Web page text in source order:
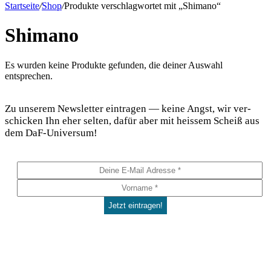
Startseite/Shop/Produkte verschlagwortet mit „Shimano“
Shimano
Es wur­den kei­ne Pro­duk­te gefun­den, die dei­ner Aus­wahl
entsprechen.
Zu unse­rem News­let­ter ein­tra­gen — kei­ne Angst, wir ver­
schi­cken Ihn eher sel­ten, dafür aber mit heis­sem Scheiß aus
dem DaF-Universum!